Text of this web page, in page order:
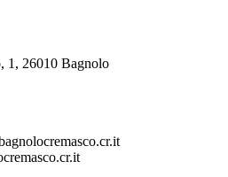
1, 26010 Bagnolo